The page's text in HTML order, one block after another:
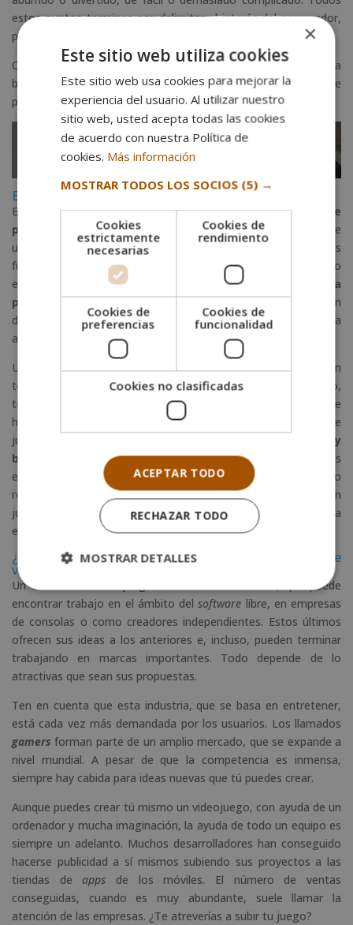
estos puntos terminan por delimitar el interés del comprador,
por adquirir o no una segunda entrega del mismo.
Ciertas empresas contratan a jugadores profesionales
para
buscar una opinión y, en ese caso, escuchar ideas nuevas que
puedan atraer más.
El desarrollo de los videojuegos
El desarrollo de los videojuegos hace referencia a lasfases de
producción
. En este aspecto, a todo el equipo se le atribuye
un determinado periodo de tiempo para llevar a cabo tareas
fundamentales. Entre las distintas etapas del desarrollo
encontramos, además del
diseño, la planificación, la
producción, las pruebas y su mantenimiento. En función
de lo que queramos crear, todas estas etapas pueden llegar a
alargarse meses.
Una vez que has conseguido crear unsoftwareinicial
, con
todas las características informáticas que el equipo ha decidido,
toca probarlo. El
periodo de prueba
determinará si hay que
hacer nuevos retoques, cambiar aspectos gráficos o de
jugabilidad, etc. Las etapas de
y
beta
. Las primeras hacen referencia a la corrección de defectos
evidentes o graves, después de que el grupo de desarrollo
revise el juego. Durante la etapa beta, en la que participan
jugadores externos a los fabricantes, se tiene en cuenta la
experiencia del juego y errores menores.
¿Qué salidas profesionales ofrece la creación de
videojuegos?
Un creador de videojuegos es un
, que puede
encontrar trabajo en el ámbito delsoftware libre, en empresas
de consolas o como creadores independientes. Estos últimos
ofrecen sus ideas a los anteriores e, incluso, pueden terminar
trabajando en marcas importantes. Todo depende de lo
atractivas que sean sus propuestas.
Ten en cuenta que esta industria, que se basa en entretener,
está cada vez más demandada por los usuarios. Los llamados
gamers forman parte de un amplio mercado, que se expande a
nivel mundial. A pesar de que la competencia es inmensa,
siempre hay cabida para ideas nuevas que tú puedes crear.
Aunque puedes crear tú mismo un videojuego, con ayuda de un
ordenador y mucha imaginación, la ayuda de todo un equipo es
siempre un adelanto. Muchos desarrolladores han conseguido
hacerse publicidad a sí mismos subiendo sus proyectos a las
tiendas deapps de los móviles. El número de ventas
conseguidas, cuando es muy abundante, suele llamar la
atención de las empresas. ¿Te atreverías a subir tu juego?
×
Este sitio web utiliza cookies
Este sitio web usa cookies para mejorar la
experiencia del usuario. Al utilizar nuestro
sitio web, usted acepta todas las cookies
de acuerdo con nuestra Política de
cookies. Más información
MOSTRAR TODOS LOS SOCIOS (5) →
Cookies
estrictamente
necesarias
Cookies de
rendimiento
Cookies de
preferencias
Cookies de
funcionalidad
Cookies no clasificadas
ACEPTAR TODO
RECHAZAR TODO
MOSTRAR DETALLES